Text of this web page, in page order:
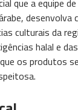
que a equipe
desenvolva
culturais da
halal e
os produtos